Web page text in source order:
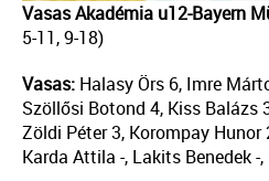
Vasas Akadémia u12-Bayern
5-11, 9-18)
Vasas: Halasy Örs 6, Imre
Szöllősi Botond 4, Kiss Balázs
Zöldi Péter 3, Korompay Hunor
Karda Attila -, Lakits Benedek -